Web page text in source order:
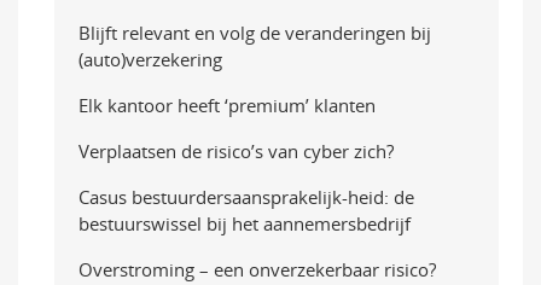
Blijft relevant en volg de veranderingen bij
(auto)verzekering
Elk kantoor heeft ‘premium’ klanten
Verplaatsen de risico’s van cyber zich?
Casus bestuurdersaansprakelijk-heid: de
bestuurswissel bij het aannemersbedrijf
Overstroming – een onverzekerbaar risico?